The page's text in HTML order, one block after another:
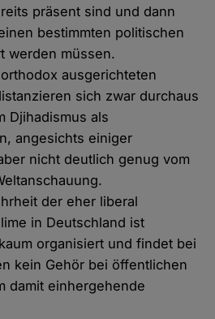
präsent sind und dann
bestimmten politischen
werden müssen.
ausgerichteten
sich zwar durchaus
Djihadismus als
angesichts einiger
nicht deutlich genug vom
der eher liberal
in Deutschland ist
organisiert und findet bei
kein Gehör bei öffentlichen
damit einhergehende